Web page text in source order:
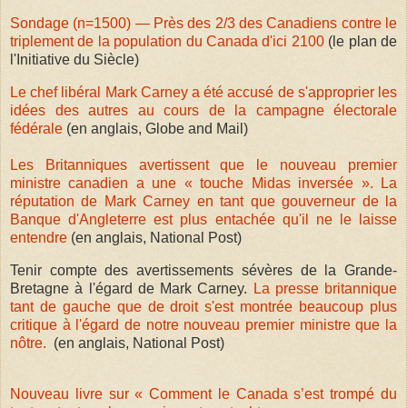
Sondage (n=1500) — Près des 2/3 des Canadiens contre le
triplement de la population du Canada d'ici 2100(le plan de
l'Initiative du Siècle)
Le chef libéral Mark Carney a été accusé de s'approprier les
idées des autres au cours de la campagne électorale
fédérale (en anglais, Globe and Mail)
Les Britanniques avertissent que le nouveau premier
ministre canadien a une « touche Midas inversée ». La
réputation de Mark Carney en tant que gouverneur de la
Banque d'Angleterre est plus entachée qu'il ne le laisse
entendre (en anglais, National Post)
Tenir compte des avertissements sévères de la Grande-
Bretagne à l'égard de Mark Carney.
La presse britannique
tant de gauche que de droit s'est montrée beaucoup plus
critique à l'égard de notre nouveau premier ministre que la
nôtre. (en anglais, National Post)
Nouveau livre sur « Comment le Canada s’est trompé du